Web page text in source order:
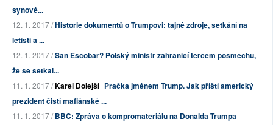
synové...
12. 1. 2017 /Historie dokumentů o Trumpovi: tajné zdroje, setkání na
letišti a ...
12. 1. 2017 /San Escobar? Polský ministr zahraničí terčem posměchu,
že se setkal...
11. 1. 2017 /Karel Dolejší Pračka jménem Trump. Jak příští americký
prezident čistí mafiánské ...
11. 1. 2017 /BBC: Zpráva o kompromateriálu na Donalda Trumpa